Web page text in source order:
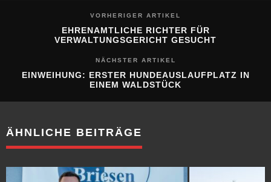
VORHERIGER ARTIKEL
EHRENAMTLICHE RICHTER FÜR
VERWALTUNGSGERICHT GESUCHT
NÄCHSTER ARTIKEL
EINWEIHUNG: ERSTER HUNDEAUSLAUFPLATZ IN
EINEM WALDSTÜCK
ÄHNLICHE BEITRÄGE